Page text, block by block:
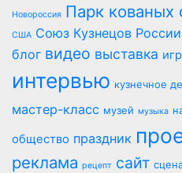
Новороссия Парк кованых
США Союз Кузнецов России
блог видео выставка
интервью кузнечное
мастер-класс музей музыка
общество праздник
реклама рецепт сайт